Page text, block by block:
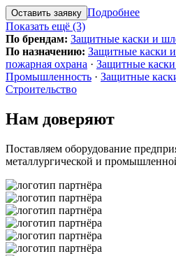
Оставить заявку Подробнее
Показать ещё (3)
По брендам: Защитные каски и
По назначению: Защитные
пожарная охрана · Защитные
Промышленность · Защитные
Строительство
Нам доверяют
Поставляем оборудование
металлургической и